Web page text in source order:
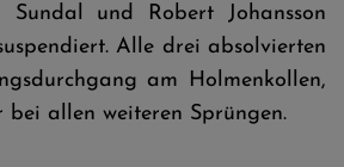
Sundal und Robert Johansson
Alle drei absolvierten
am Holmenkollen,
allen weiteren Sprüngen.